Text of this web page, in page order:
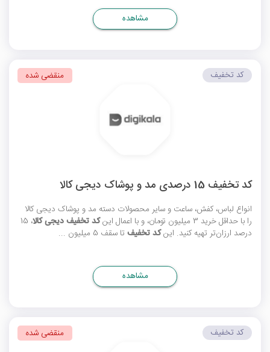
مشاهده
کد تخفیف 15 درصدی مد و پوشاک دیجی کالا
انواع لباس، کفش، ساعت و سایر محصولات دسته مد و پوشاک دیجی کالا
را با حداقل خرید 3 میلیون تومان، و با اعمال این
کد تخفیف دیجی کالا ، 15
درصد ارزان‌تر تهیه کنید. اینکد تخفیف تا سقف 5 میلیون ...
کد تخفیف منقضی شده
مشاهده
کد تخفیف منقضی شده